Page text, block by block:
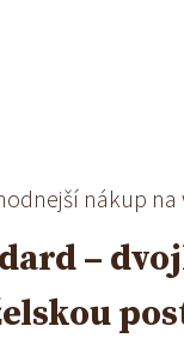
nákup na
–